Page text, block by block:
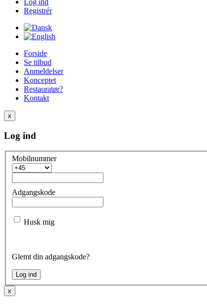
Log ind
Registrér
Forside
Se tilbud
Anmeldelser
Konceptet
Restauratør?
Kontakt
x
Log ind
Mobilnummer
Adgangskode
Husk mig
Glemt din adgangskode?
x